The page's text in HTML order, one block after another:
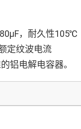
，耐久性105℃
定纹波电流
铝电解电容器。